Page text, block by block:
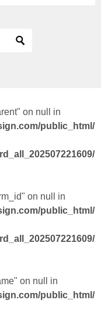
on null in
public_html/
on null in
public_html/
on null in
public_html/